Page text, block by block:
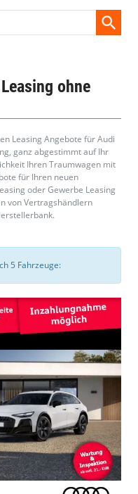
ohne
Leasing Angebote für Audi
ganz abgestimmt auf Ihr
Ihren Traumwagen mit
für Ihren neuen
oder Gewerbe Leasing
von Vertragshändlern
5 Fahrzeuge: